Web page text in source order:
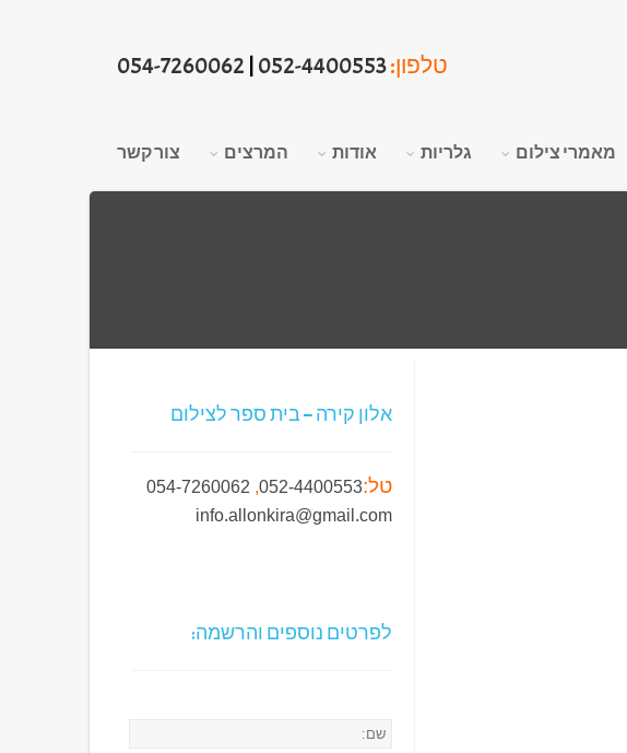
מאמרי צילום גלריות אודות המרצים צור קשר
טלפון:052-4400553
054-7260062
אלון קירה – בית ספר לצילום
טל:052-4400553
,
054-7260062
info.allonkira@gmail.com
לפרטים נוספים והרשמה: